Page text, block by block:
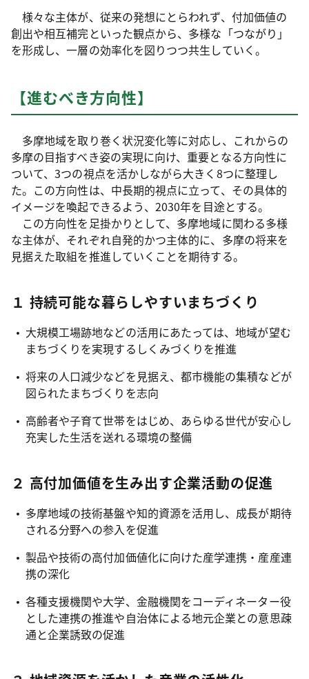
様々な主体が、従来の発想にとらわれず、付加価値の
創出や相互補完といった観点から、多様な「つながり」
を形成し、一層の効率化を図りつつ共生していく。
【進むべき方向性】
多摩地域を取り巻く状況変化等に対応し、これからの
多摩の目指すべき姿の実現に向け、重要となる方向性に
ついて、3つの視点を活かしながら大きく8つに整理し
た。この方向性は、中長期的視点に立って、その具体的
イメージを喚起できるよう、2030年を目途とする。
この方向性を足掛かりとして、多摩地域に関わる多様
な主体が、それぞれ自発的かつ主体的に、多摩の将来を
見据えた取組を推進していくことを期待する。
１ 持続可能な暮らしやすいまちづくり
大規模工場跡地などの活用にあたっては、地域が望む
まちづくりを実現するしくみづくりを推進
将来の人口減少などを見据え、都市機能の集積などが
図られたまちづくりを志向
高齢者や子育て世帯をはじめ、あらゆる世代が安心し
充実した生活を送れる環境の整備
２ 高付加価値を生み出す企業活動の促進
多摩地域の技術基盤や知的資源を活用し、成長が期待
される分野への参入を促進
製品や技術の高付加価値化に向けた産学連携・産産連
携の深化
各種支援機関や大学、金融機関をコーディネーター役
とした連携の推進や自治体による地元企業との意思疎
通と企業誘致の促進